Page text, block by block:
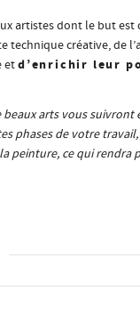
artistes dont le but
technique créative, de
etd’enrichir leur
beaux arts vous suivront
phases de votre travail,
peinture, ce qui rendra